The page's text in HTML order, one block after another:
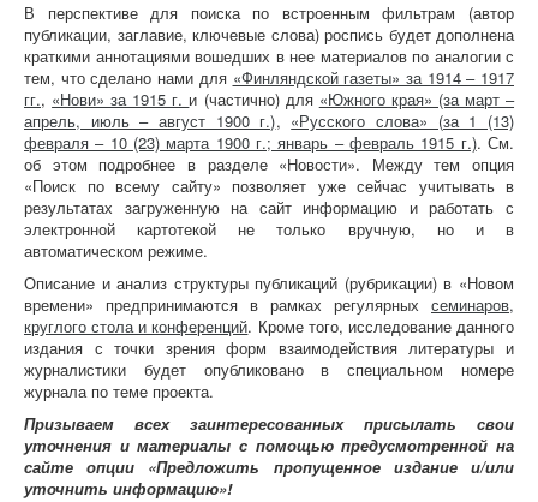
В перспективе для поиска по встроенным фильтрам (автор
публикации, заглавие, ключевые слова) роспись будет дополнена
краткими аннотациями вошедших в нее материалов по аналогии с
тем, что сделано нами для «Финляндской газеты» за 1914 – 1917
гг., «Нови» за 1915 г. и (частично) для «Южного края» (за март –
апрель, июль – август 1900 г.), «Русского слова» (за 1 (13)
февраля – 10 (23) марта 1900 г.; январь – февраль 1915 г.). См.
об этом подробнее в разделе «Новости». Между тем опция
«Поиск по всему сайту» позволяет уже сейчас учитывать в
результатах загруженную на сайт информацию и работать с
электронной картотекой не только вручную, но и в
автоматическом режиме.
Описание и анализ структуры публикаций (рубрикации) в «Новом
времени» предпринимаются в рамках регулярных семинаров,
круглого стола и конференций. Кроме того, исследование данного
издания с точки зрения форм взаимодействия литературы и
журналистики будет опубликовано в специальном номере
журнала по теме проекта.
Призываем всех заинтересованных присылать свои
уточнения и материалы с помощью предусмотренной на
сайте опции «Предложить пропущенное издание и/или
уточнить информацию»!